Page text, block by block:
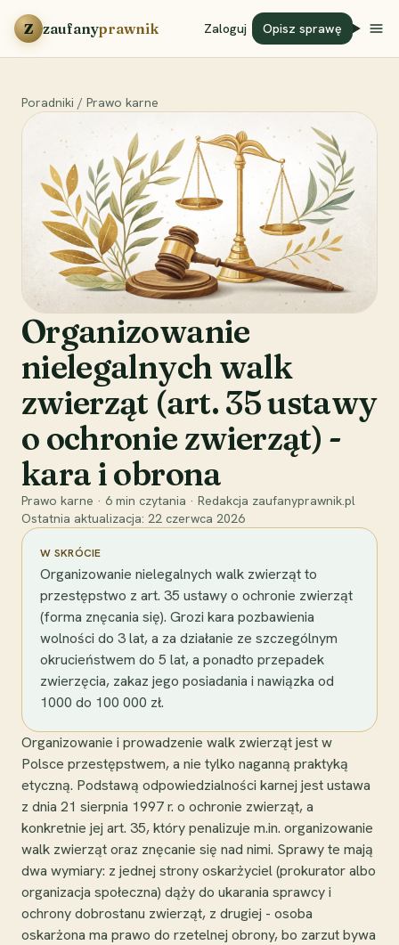
Przejdź do treści
Z zaufanyprawnik Zaloguj Opisz sprawę
Poradniki / Prawo karne
Organizowanie
nielegalnych walk
zwierząt (art. 35 ustawy
o ochronie zwierząt) -
kara i obrona
Prawo karne · 6 min czytania · Redakcja zaufanyprawnik.pl
Ostatnia aktualizacja: 22 czerwca 2026
W SKRÓCIE
Organizowanie nielegalnych walk zwierząt to
przestępstwo z art. 35 ustawy o ochronie zwierząt
(forma znęcania się). Grozi kara pozbawienia
wolności do 3 lat, a za działanie ze szczególnym
okrucieństwem do 5 lat, a ponadto przepadek
zwierzęcia, zakaz jego posiadania i nawiązka od
1000 do 100 000 zł.
Organizowanie i prowadzenie walk zwierząt jest w
Polsce przestępstwem, a nie tylko naganną praktyką
etyczną. Podstawą odpowiedzialności karnej jest ustawa
z dnia 21 sierpnia 1997 r. o ochronie zwierząt, a
konkretnie jej art. 35, który penalizuje m.in. organizowanie
walk zwierząt oraz znęcanie się nad nimi. Sprawy te mają
dwa wymiary: z jednej strony oskarżyciel (prokurator albo
organizacja społeczna) dąży do ukarania sprawcy i
ochrony dobrostanu zwierząt, z drugiej - osoba
oskarżona ma prawo do rzetelnej obrony, bo zarzut bywa